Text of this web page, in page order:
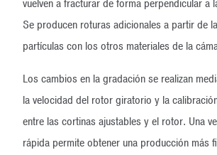
vuelven a fracturar de forma perpendicular a
Se producen roturas adicionales a partir de
partículas con los otros materiales de la
Los cambios en la gradación se realizan
la velocidad del rotor giratorio y la
entre las cortinas ajustables y el rotor. Una
rápida permite obtener una producción más